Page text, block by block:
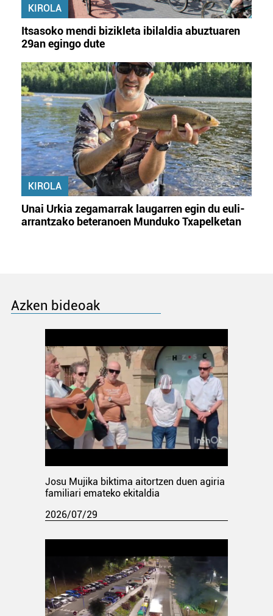
KIROLA
Itsasoko mendi bizikleta ibilaldia abuztuaren
29an egingo dute
KIROLA
Unai Urkia zegamarrak laugarren egin du euli-
arrantzako beteranoen Munduko Txapelketan
Azken bideoak
Josu Mujika biktima aitortzen duen agiria
familiari emateko ekitaldia
2026/07/29